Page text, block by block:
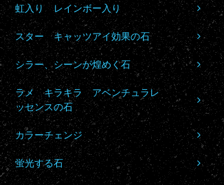
虹入り レインボー入り
スター キャッツアイ効果の石
シラー、シーンが煌めく石
ラメ キラキラ アベンチュラレ
ッセンスの石
カラーチェンジ
蛍光する石